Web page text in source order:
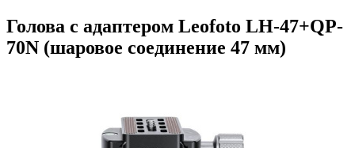
Голова с адаптером Leofoto LH-47+QP-
70N (шаровое соединение 47 мм)